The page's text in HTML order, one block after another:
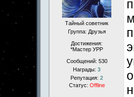
Тайный советник
Группа: Друзья
Достижения:
*Мастер УРР
Сообщений: 530
Награды: 3
Репутация: 2
Статус: Offline